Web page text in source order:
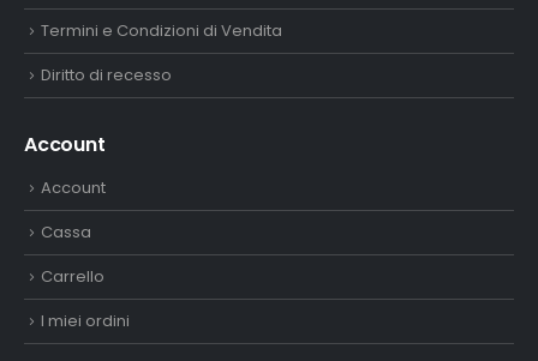
Termini e Condizioni di Vendita
Diritto di recesso
Account
Account
Cassa
Carrello
I miei ordini